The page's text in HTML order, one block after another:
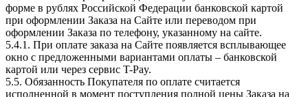
форме в рублях Российской Федерации банковской картой
при оформлении Заказа на Сайте или переводом при
оформлении Заказа по телефону, указанному на сайте.
5.4.1. При оплате заказа на Сайте появляется всплывающее
окно с предложенными вариантами оплаты – банковской
картой или через сервис T-Pay.
5.5. Обязанность Покупателя по оплате считается
исполненной в момент поступления полной цены Заказа на